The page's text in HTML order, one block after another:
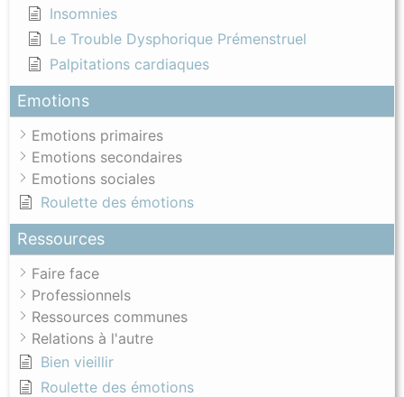
Insomnies
Le Trouble Dysphorique Prémenstruel
Palpitations cardiaques
Emotions
Emotions primaires
Emotions secondaires
Emotions sociales
Roulette des émotions
Ressources
Faire face
Professionnels
Ressources communes
Relations à l'autre
Bien vieillir
Roulette des émotions